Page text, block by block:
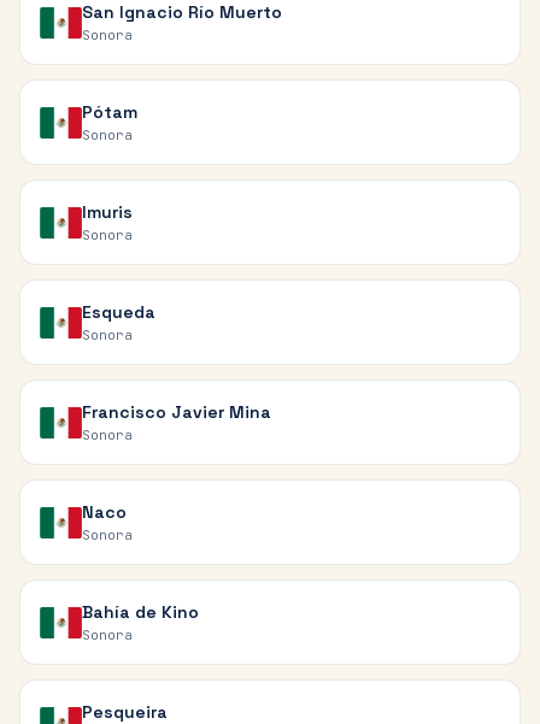
San Ignacio Río Muerto
Sonora
Pótam
Sonora
Imuris
Sonora
Esqueda
Sonora
Francisco Javier Mina
Sonora
Naco
Sonora
Bahía de Kino
Sonora
Pesqueira